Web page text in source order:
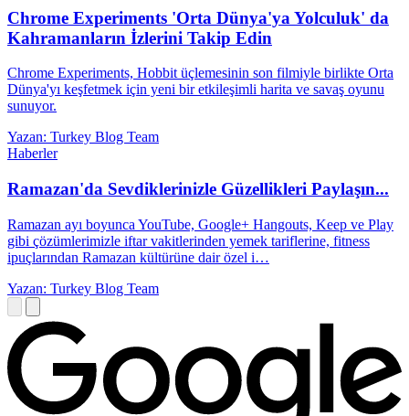
Chrome Experiments 'Orta Dünya'ya Yolculuk' da
Kahramanların İzlerini Takip Edin
Chrome Experiments, Hobbit üçlemesinin son filmiyle birlikte Orta
Dünya'yı keşfetmek için yeni bir etkileşimli harita ve savaş oyunu
sunuyor.
Yazan: Turkey Blog Team
Haberler
Ramazan'da Sevdiklerinizle Güzellikleri Paylaşın...
Ramazan ayı boyunca YouTube, Google+ Hangouts, Keep ve Play
gibi çözümlerimizle iftar vakitlerinden yemek tariflerine, fitness
ipuçlarından Ramazan kültürüne dair özel i…
Yazan: Turkey Blog Team